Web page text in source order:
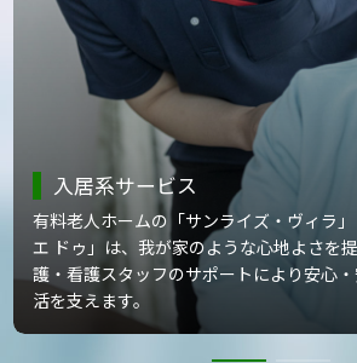
⼊居系サービス
有料老人ホームの「サンライズ・ヴィラ」
エ ドゥ」は、我が家のような心地よさを
護・看護スタッフのサポートにより安心
活を支えます。